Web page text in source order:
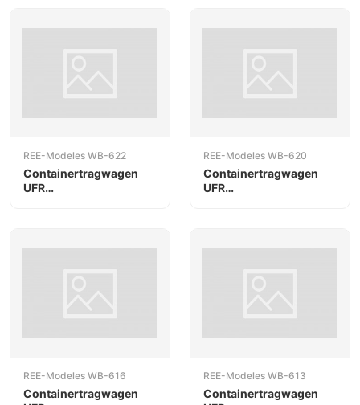
REE-Modeles WB-622
Containertragwagen
UFR
REE-Modeles WB-620
Containertragwagen
UFR
REE-Modeles WB-616
Containertragwagen
REE-Modeles WB-613
Containertragwagen